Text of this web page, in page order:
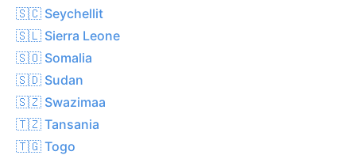
🇸🇨 Seychellit
🇸🇱 Sierra Leone
🇸🇴 Somalia
🇸🇩 Sudan
🇸🇿 Swazimaa
🇹🇿 Tansania
🇹🇬 Togo